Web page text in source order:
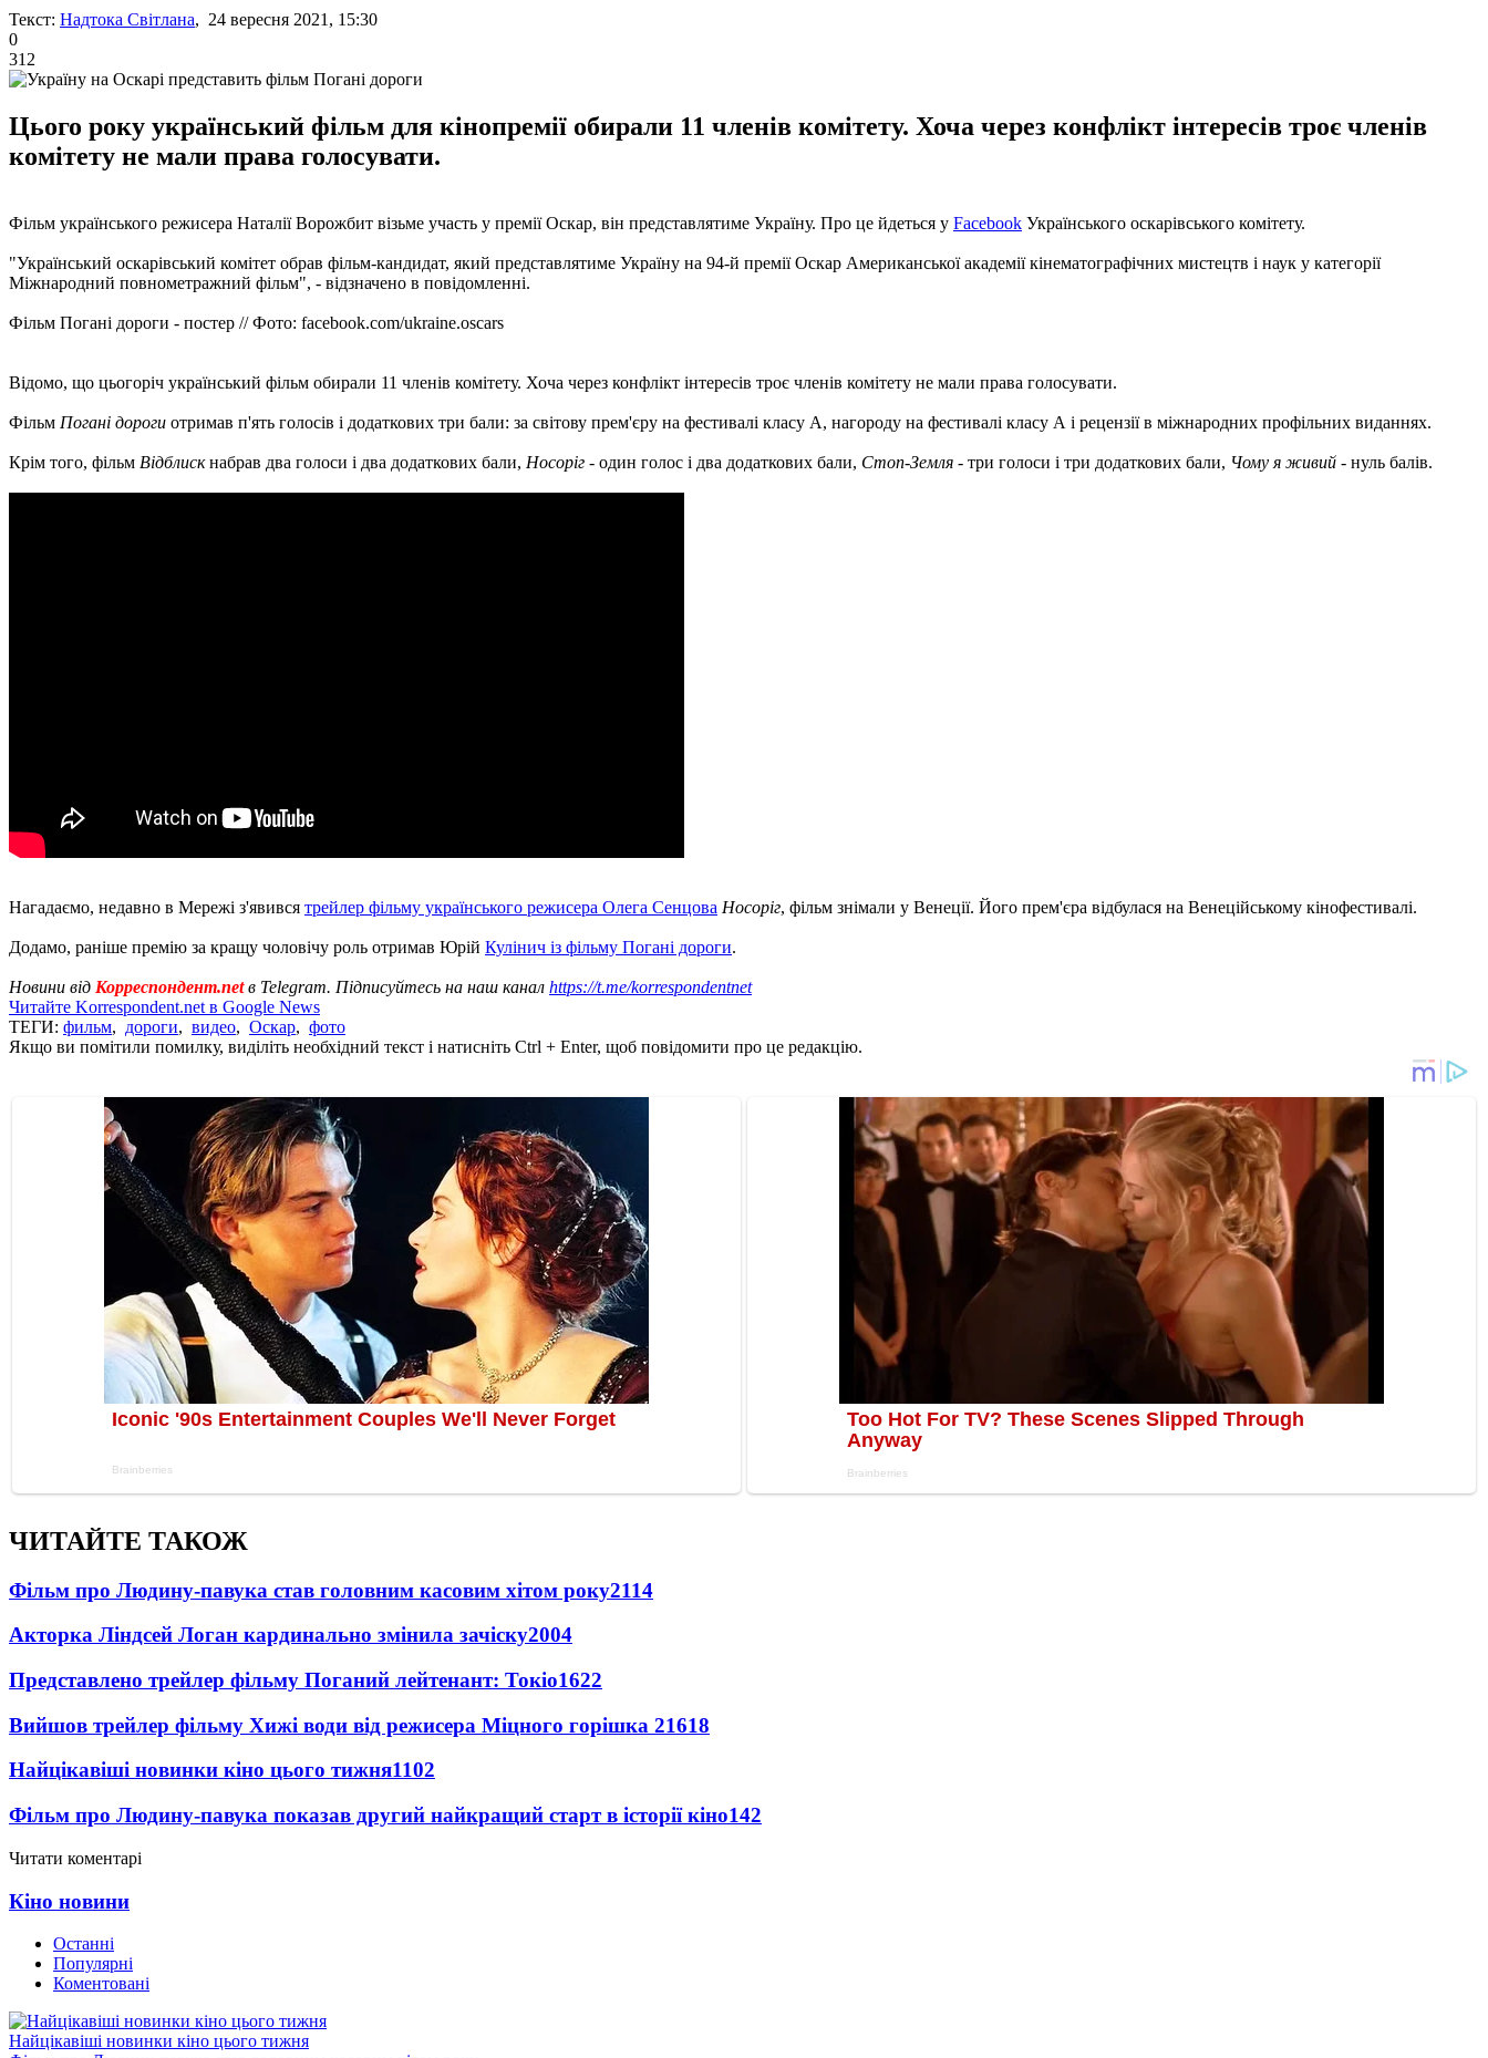
Текст: Надтока Світлана, 24 вересня 2021, 15:30
0
312
Цього року український фільм для кінопремії обирали 11 членів комітету. Хоча через конфлікт інтересів троє членів
комітету не мали права голосувати.
Фільм українського режисера Наталії Ворожбит візьме участь у премії Оскар, він представлятиме Україну. Про це йдеться у Facebook Українського оскарівського комітету.
"Український оскарівський комітет обрав фільм-кандидат, який представлятиме Україну на 94-й премії Оскар Американської академії кінематографічних мистецтв і наук у категорії
Міжнародний повнометражний фільм", - відзначено в повідомленні.
Фільм Погані дороги - постер // Фото: facebook.com/ukraine.oscars
Відомо, що цьогоріч український фільм обирали 11 членів комітету. Хоча через конфлікт інтересів троє членів комітету не мали права голосувати.
Фільм Погані дороги отримав п'ять голосів і додаткових три бали: за світову прем'єру на фестивалі класу А, нагороду на фестивалі класу А і рецензії в міжнародних профільних виданнях.
Крім того, фільм Відблискнабрав два голоси і два додаткових бали, Носоріг - один голос і два додаткових бали, Стоп-Земля - ​​три голоси і три додаткових бали, Чому я живий - нуль балів.
Нагадаємо, недавно в Мережі з'явився трейлер фільму українського режисера Олега Сенцова Носоріг, фільм знімали у Венеції. Його прем'єра відбулася на Венеційському кінофестивалі.
Додамо, раніше премію за кращу чоловічу роль отримав Юрій Кулінич із фільму Погані дороги.
Новини від Корреспондент.netв Telegram. Підписуйтесь на наш канал https://t.me/korrespondentnet
Читайте Korrespondent.net в Google News
ТЕГИ: фильм, дороги, видео, Оскар, фото
Якщо ви помітили помилку, виділіть необхідний текст і натисніть Ctrl + Enter, щоб повідомити про це редакцію.
ЧИТАЙТЕ ТАКОЖ
Фільм про Людину-павука став головним касовим хітом року2114
Акторка Ліндсей Логан кардинально змінила зачіску2004
Представлено трейлер фільму Поганий лейтенант: Токіо1622
Вийшов трейлер фільму Хижі води від режисера Міцного горішка 21618
Найцікавіші новинки кіно цього тижня1102
Фільм про Людину-павука показав другий найкращий старт в історії кіно142
Читати коментарі
Кіно новини
Останні
Популярні
Коментовані
Найцікавіші новинки кіно цього тижня